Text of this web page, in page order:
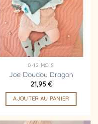
d’envies
0-12 MOIS
Joe Doudou Dragon
21,95€
AJOUTER AU PANIER